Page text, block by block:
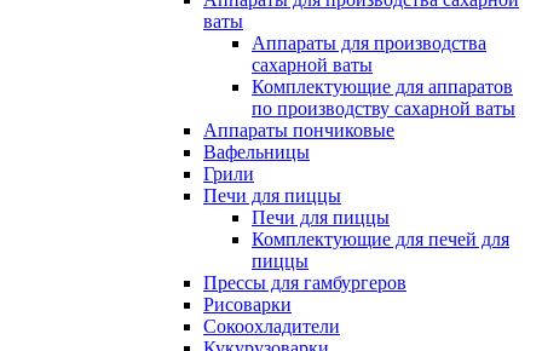
ваты
Аппараты для производства
сахарной ваты
Комплектующие для аппаратов
по производству сахарной ваты
Аппараты пончиковые
Вафельницы
Грили
Печи для пиццы
Печи для пиццы
Комплектующие для печей для
пиццы
Прессы для гамбургеров
Рисоварки
Сокоохладители